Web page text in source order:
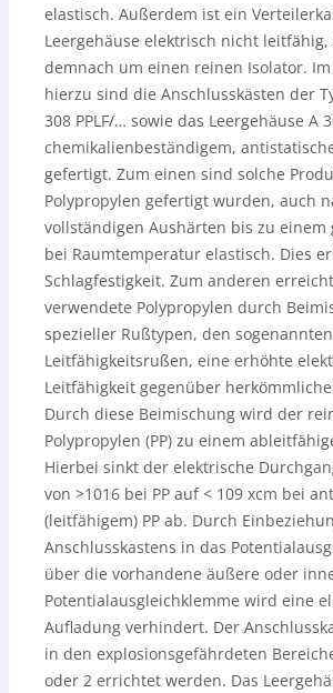
elastisch. Außerdem ist ein
Leergehäuse elektrisch nicht
demnach um einen reinen Isolator. Im
hierzu sind die Anschlusskästen der
308 PPLF/… sowie das Leergehäuse A
chemikalienbeständigem,
gefertigt. Zum einen sind solche
Polypropylen gefertigt wurden, auch
vollständigen Aushärten bis zu einem
bei Raumtemperatur elastisch. Dies
Schlagfestigkeit. Zum anderen
verwendete Polypropylen durch
spezieller Rußtypen, den sogenannten
Leitfähigkeitsrußen, eine erhöhte
Leitfähigkeit gegenüber
Durch diese Beimischung wird der
Polypropylen (PP) zu einem
Hierbei sinkt der elektrische
von >1016 bei PP auf < 109 xcm bei
(leitfähigem) PP ab. Durch
Anschlusskastens in das
über die vorhandene äußere oder
Potentialausgleichklemme wird eine
Aufladung verhindert. Der
in den explosionsgefährdeten
oder 2 errichtet werden. Das